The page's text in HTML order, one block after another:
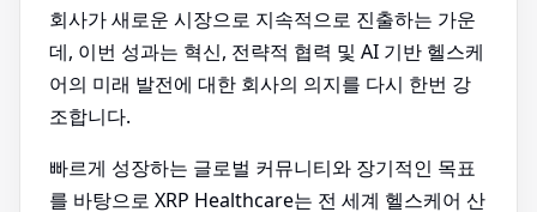
회사가 새로운 시장으로 지속적으로 진출하는 가운
데, 이번 성과는 혁신, 전략적 협력 및 AI 기반 헬스케
어의 미래 발전에 대한 회사의 의지를 다시 한번 강
조합니다.
빠르게 성장하는 글로벌 커뮤니티와 장기적인 목표
를 바탕으로 XRP Healthcare는 전 세계 헬스케어 산